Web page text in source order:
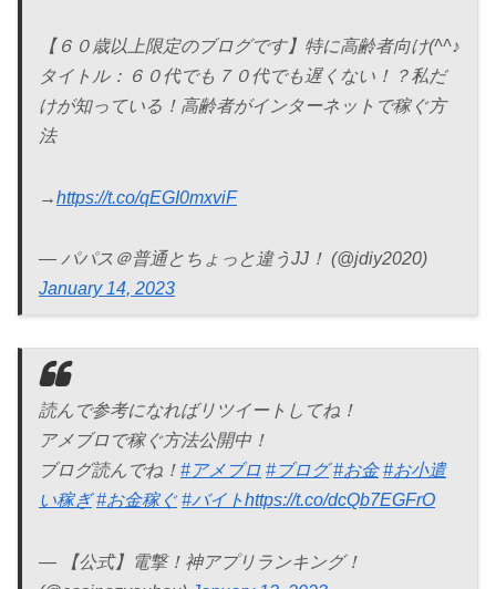
【６０歳以上限定のブログです】特に高齢者向け(^^♪
タイトル：６０代でも７０代でも遅くない！？私だ
けが知っている！高齢者がインターネットで稼ぐ方
法
→https://t.co/qEGI0mxviF
— パパス＠普通とちょっと違うJJ！ (@jdiy2020)
January 14, 2023
読んで参考になればリツイートしてね！
アメブロで稼ぐ方法公開中！
ブログ読んでね！ #アメブロ #ブログ #お金 #お小遣
い稼ぎ #お金稼ぐ #バイトhttps://t.co/dcQb7EGFrO
— 【公式】電撃！神アプリランキング！